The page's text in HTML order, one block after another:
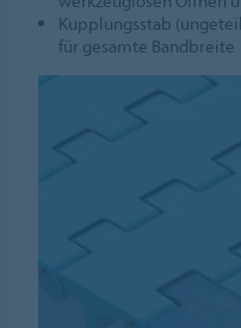
Kupplungsstab
für gesamte Bandbreite